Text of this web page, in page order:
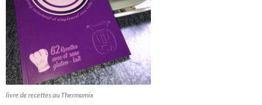
livre de recettes au Thermomix